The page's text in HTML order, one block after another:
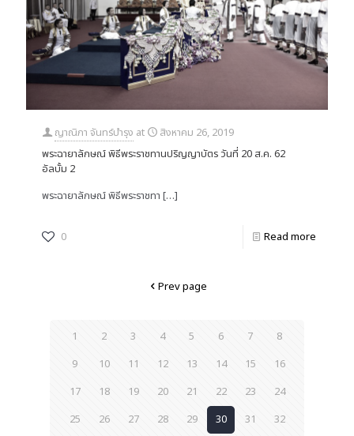
ญาณิภา จันทร์บำรุง at
สิงหาคม 26, 2019
พระฉายาลักษณ์ พิธีพระราชทานปริญญาบัตร วันที่ 20 ส.ค. 62
อัลบั้ม 2
พระฉายาลักษณ์ พิธีพระราชทา […]
0 Read more
Prev page
1 2 3 4 5 6 7
8
9
10 11 12 13 14 15
16
17
18 19 20 21 22 23
24
25
26 27 28 29 30 31
32